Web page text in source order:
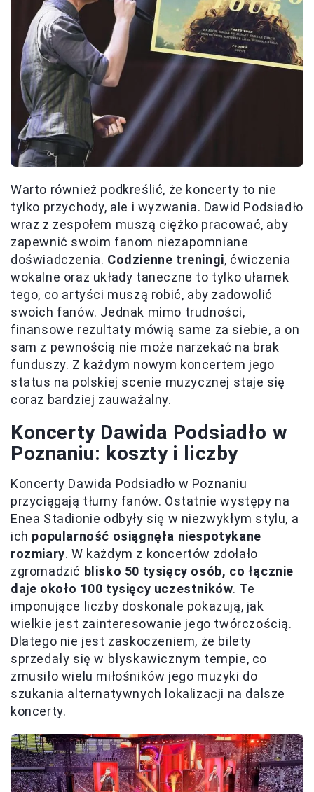
Warto również podkreślić, że koncerty to nie
tylko przychody, ale i wyzwania. Dawid Podsiadło
wraz z zespołem muszą ciężko pracować, aby
zapewnić swoim fanom niezapomniane
doświadczenia. Codzienne treningi, ćwiczenia
wokalne oraz układy taneczne to tylko ułamek
tego, co artyści muszą robić, aby zadowolić
swoich fanów. Jednak mimo trudności,
finansowe rezultaty mówią same za siebie, a on
sam z pewnością nie może narzekać na brak
funduszy. Z każdym nowym koncertem jego
status na polskiej scenie muzycznej staje się
coraz bardziej zauważalny.
Koncerty Dawida Podsiadło w
Poznaniu: koszty i liczby
Koncerty Dawida Podsiadło w Poznaniu
przyciągają tłumy fanów. Ostatnie występy na
Enea Stadionie odbyły się w niezwykłym stylu, a
ich popularność osiągnęła niespotykane
rozmiary. W każdym z koncertów zdołało
zgromadzić blisko 50 tysięcy osób, co łącznie
daje około 100 tysięcy uczestników. Te
imponujące liczby doskonale pokazują, jak
wielkie jest zainteresowanie jego twórczością.
Dlatego nie jest zaskoczeniem, że bilety
sprzedały się w błyskawicznym tempie, co
zmusiło wielu miłośników jego muzyki do
szukania alternatywnych lokalizacji na dalsze
koncerty.